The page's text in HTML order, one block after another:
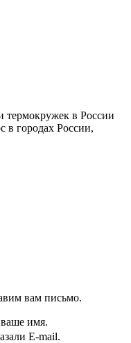
термокружек в России
в городах России,
вам письмо.
имя.
E-mail.